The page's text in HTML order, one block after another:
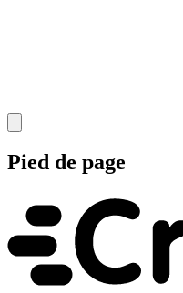
Pied de page